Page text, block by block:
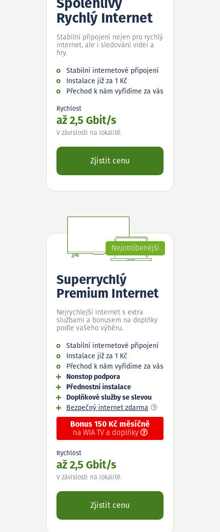
Spolehlivý
Rychlý Internet
Stabilní připojení nejen pro rychlý
internet, ale i sledování videí a
hry.
Stabilní internetové připojení
Instalace již za 1 Kč
Přechod k nám vyřídíme za vás
Rychlost
až 2,5 Gbit/s
V závislosti na lokalitě.
Zjistit cenu
Nejoblíbenější
Superrychlý
Premium Internet
Nejrychlejší internet s extra
službami a bonusem na doplňky
podle vašeho výběru.
Stabilní internetové připojení
Instalace již za 1 Kč
Přechod k nám vyřídíme za vás
Nonstop podpora
Přednostní instalace
Doplňkové služby se slevou
Bezpečný internet zdarma
Bonus 150 Kč měsíčně
na WIA TV a doplňky
Rychlost
až 2,5 Gbit/s
V závislosti na lokalitě.
Zjistit cenu